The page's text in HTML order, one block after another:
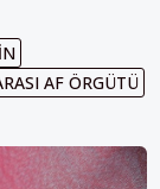
AF ÖRGÜTÜ